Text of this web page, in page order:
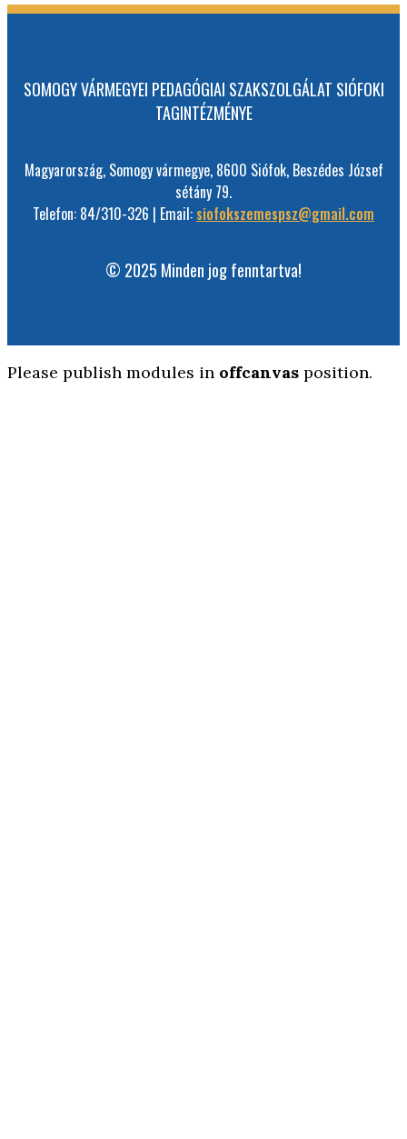
SOMOGY VÁRMEGYEI PEDAGÓGIAI SZAKSZOLGÁLAT SIÓFOKI
TAGINTÉZMÉNYE
Magyarország, Somogy vármegye, 8600 Siófok, Beszédes József
sétány 79.
Telefon: 84/310-326 | Email: siofokszemespsz@gmail.com
© 2025 Minden jog fenntartva!
Please publish modules in offcanvas position.